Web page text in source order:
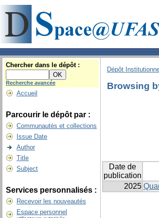
Chercher dans le dépôt :
Recherche avancée
Accueil
Parcourir le dépôt par :
Communautés et collections
Issue Date
Author
Title
Subject
Services personnalisés :
Recevoir les nouveautés
Espace personnel
Dépôt
Browsing
Date de
publication
2025